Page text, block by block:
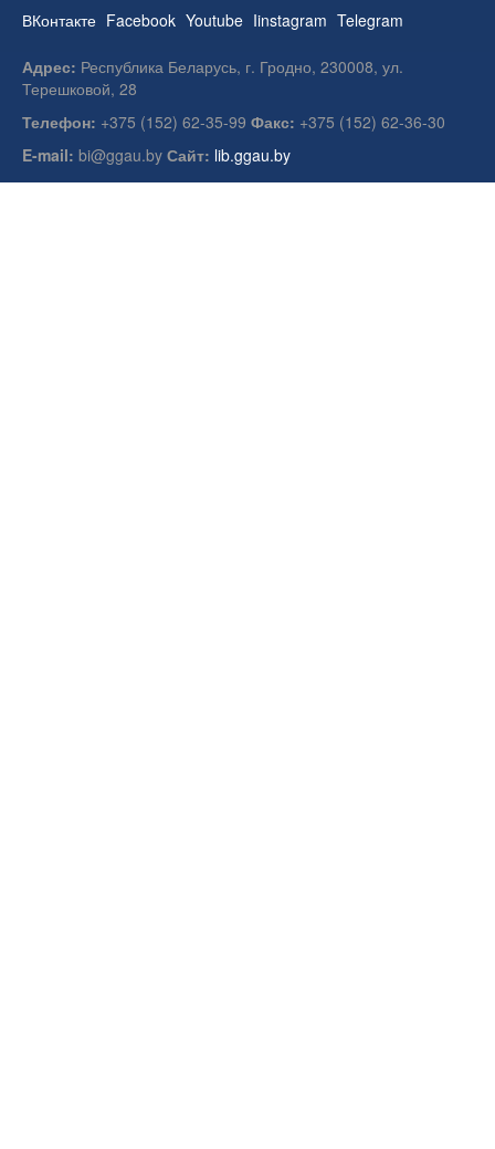
ВКонтакте Facebook Youtube Iinstagram Telegram
Адрес: Республика Беларусь, г. Гродно, 230008, ул.
Терешковой, 28
Телефон: +375 (152) 62-35-99 Факс: +375 (152) 62-36-30
E-mail: bi@ggau.by Сайт: lib.ggau.by